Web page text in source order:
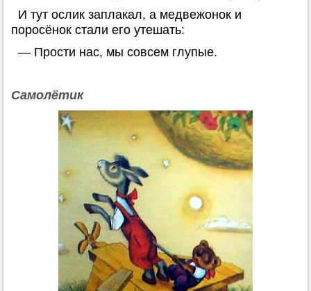
И тут ослик заплакал, а медвежонок и
поросёнок стали его утешать:
— Прости нас, мы совсем глупые.
Самолётик